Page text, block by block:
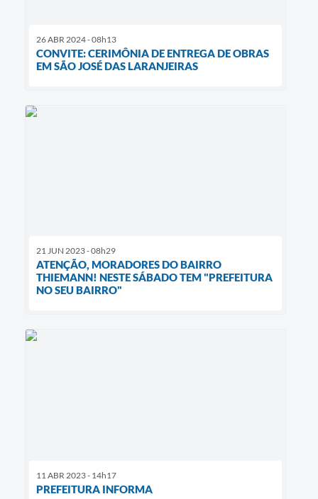
26 ABR 2024 - 08h13
CONVITE: CERIMÔNIA DE ENTREGA DE OBRAS
EM SÃO JOSÉ DAS LARANJEIRAS
21 JUN 2023 - 08h29
ATENÇÃO, MORADORES DO BAIRRO
THIEMANN! NESTE SÁBADO TEM "PREFEITURA
NO SEU BAIRRO"
11 ABR 2023 - 14h17
PREFEITURA INFORMA